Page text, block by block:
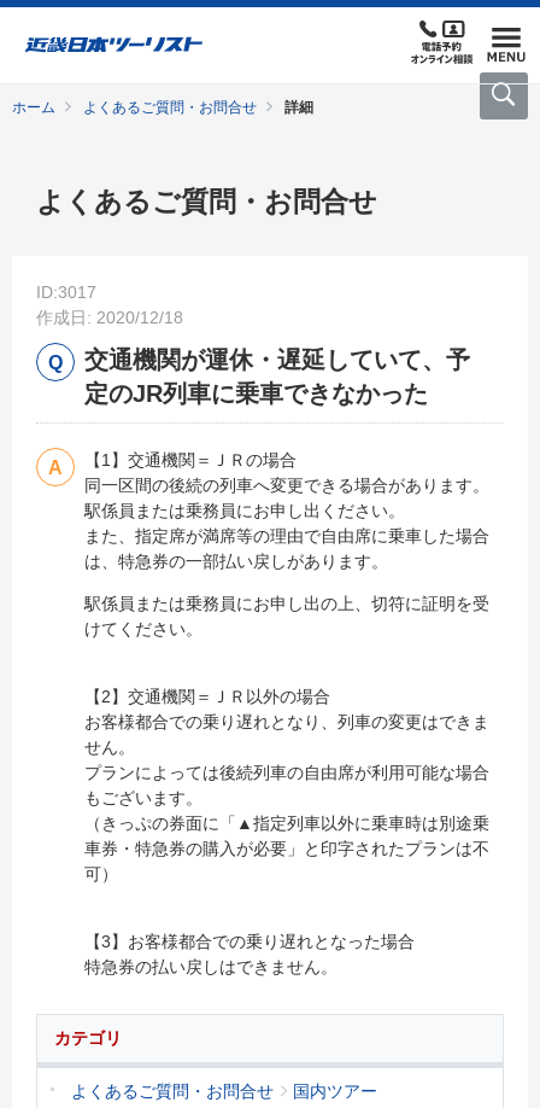
ホーム よくあるご質問・お問合せ 詳細
よくあるご質問・お問合せ
ID:3017
作成日: 2020/12/18
交通機関が運休・遅延していて、予
定のJR列車に乗車できなかった
【1】交通機関＝ＪＲの場合
同一区間の後続の列車へ変更できる場合があります。
駅係員または乗務員にお申し出ください。
また、指定席が満席等の理由で自由席に乗車した場合
は、特急券の一部払い戻しがあります。
駅係員または乗務員にお申し出の上、切符に証明を受
けてください。
【2】交通機関＝ＪＲ以外の場合
お客様都合での乗り遅れとなり、列車の変更はできま
せん。
プランによっては後続列車の自由席が利用可能な場合
もございます。
（きっぷの券面に「▲指定列車以外に乗車時は別途乗
車券・特急券の購入が必要」と印字されたプランは不
可）
【3】お客様都合での乗り遅れとなった場合
特急券の払い戻しはできません。
カテゴリ
よくあるご質問・お問合せ
国内ツアー